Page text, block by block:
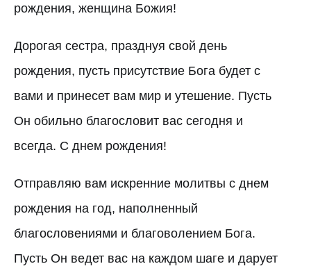
рождения, женщина Божия!
Дорогая сестра, празднуя свой день
рождения, пусть присутствие Бога будет с
вами и принесет вам мир и утешение. Пусть
Он обильно благословит вас сегодня и
всегда. С днем рождения!
Отправляю вам искренние молитвы с днем
рождения на год, наполненный
благословениями и благоволением Бога.
Пусть Он ведет вас на каждом шаге и дарует